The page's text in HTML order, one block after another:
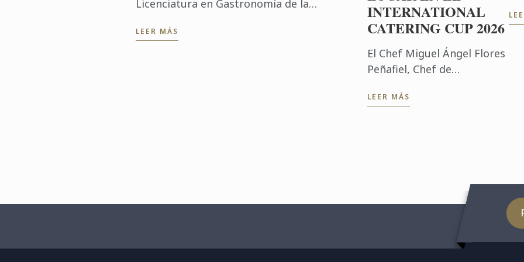
Licenciatura en Gastronomía de la
Primer Lugar en la Final Nacional de México
LEER MÁS
INTERNATIONAL
CATERING CUP 2026
El Chef Miguel Ángel Flores
Peñafiel, Chef de
Bleu México, obtuvo el
LEER MÁS